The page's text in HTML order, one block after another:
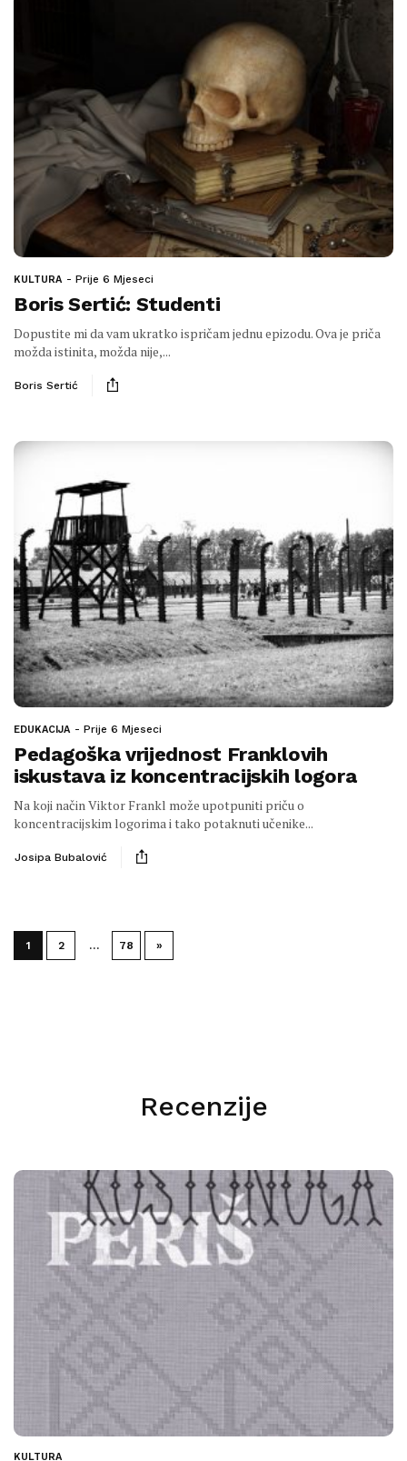
KULTURA Prije 6 Mjeseci
Boris Sertić: Studenti
Dopustite mi da vam ukratko ispričam jednu epizodu. Ova je priča
možda istinita, možda nije,...
Boris Sertić
EDUKACIJA Prije 6 Mjeseci
Pedagoška vrijednost Franklovih
iskustava iz koncentracijskih logora
Na koji način Viktor Frankl može upotpuniti priču o
koncentracijskim logorima i tako potaknuti učenike...
Josipa Bubalović
1 2 … 78 »
Recenzije
KULTURA